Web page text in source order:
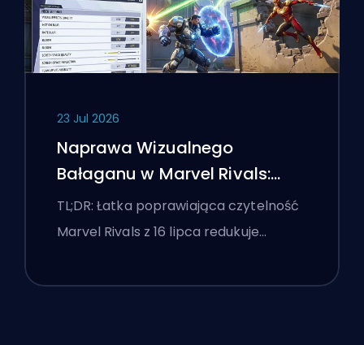
23 Jul 2026
Naprawa Wizualnego
Bałaganu w Marvel Rivals:
Najlepsze Ustawienia
Konkurencyjne Po Łatce z 16
TL;DR: Łatka poprawiająca czytelność
Marvel Rivals z 16 lipca redukuje…